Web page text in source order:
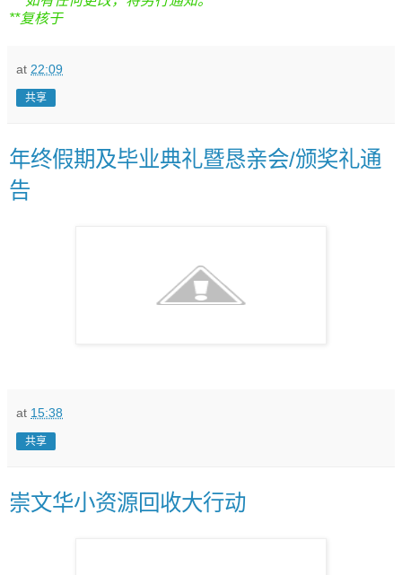
**复核于
at 22:09
共享
年终假期及毕业典礼暨恳亲会/颁奖礼通
告
at 15:38
共享
崇文华小资源回收大行动